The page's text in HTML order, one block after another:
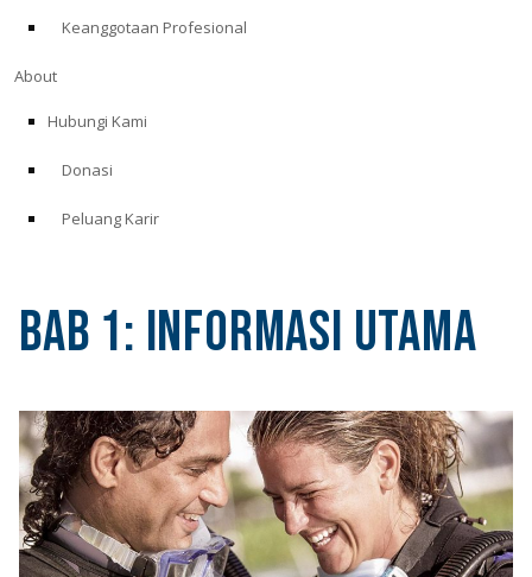
Keanggotaan Profesional
About
Hubungi Kami
Donasi
Peluang Karir
Bab 1: Informasi Utama